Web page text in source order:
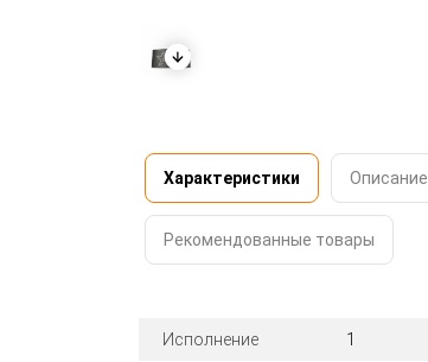
Характеристики Описание
Рекомендованные товары
Исполнение 1